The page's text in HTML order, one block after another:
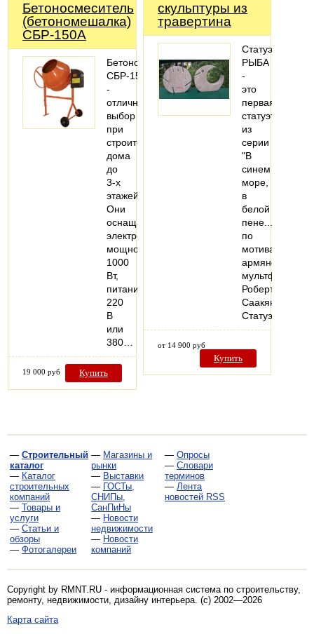
Бетоносмеситель
(бетономешалка)
СБР-150А
Бетономешалки
СБР-150А
-
отличный
выбор
при
строительстве
дома
до
3-х
этажей.
Они
оснащаются
электродвигателем
мощностью
1000
Вт,
питанием
220
В
или
380…
19 000 руб Купить
скульптуры из
травертина
Статуэтка
РЫБА
-
это
первая
статуэтка
из
серии
"В
синем
море,
в
белой
пене..."
по
мотивам
армянского
мультфильма
Роберта
Саакянца.
Статуэтка…
от 14 900 руб
Купить
— Строительный
каталог
— Каталог
строительных
компаний
— Товары и
услуги
— Статьи и
обзоры
— Фотогалереи
— Магазины и
рынки
— Выставки
— ГОСТы,
СНИПы,
СанПиНы
— Новости
недвижимости
— Новости
компаний
— Опросы
— Словари
терминов
— Лента
новостей RSS
Copyright by RMNT.RU - информационная система по строительству,
ремонту, недвижимости, дизайну интерьера. (c) 2002—2026
Карта сайта